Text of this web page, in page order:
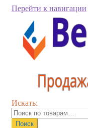
Перейти к навигации
Искать:
Поиск